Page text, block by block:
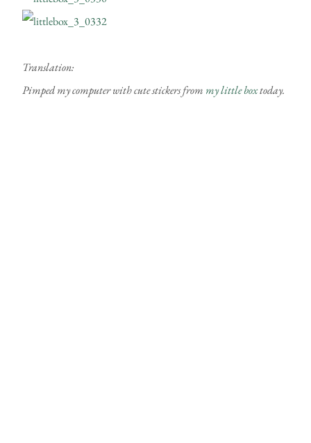
Translation:
Pimped my computer with cute stickers from my little boxtoday.